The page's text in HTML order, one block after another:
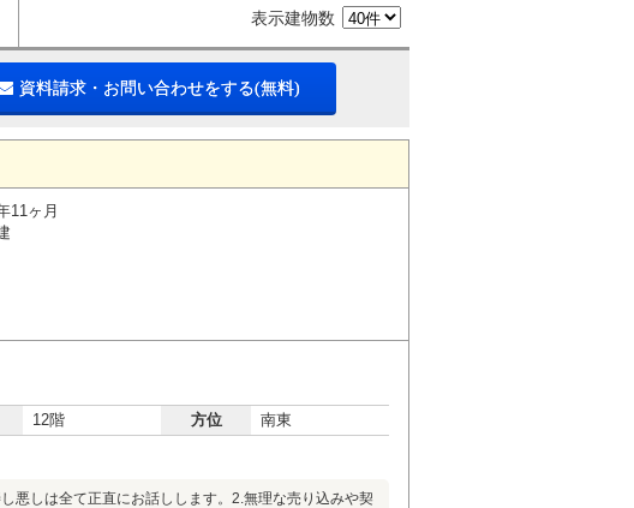
表示建物数
資料請求・お問い合わせをする(無料)
11ヶ月
12階 方位 南東
悪しは全て正直にお話しします。2.無理な売り込みや契